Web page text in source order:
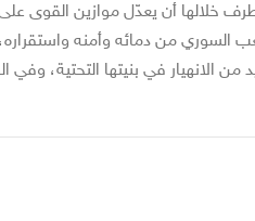
خلالها أن يعدّل موازين القوى
السوري من دمائه وأمنه
من الانهيار في بنيتها التحتية،